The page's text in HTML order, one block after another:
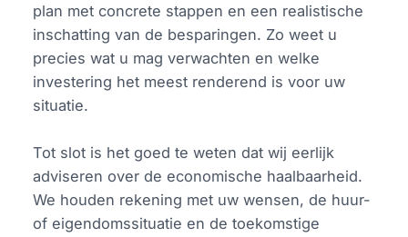
plan met concrete stappen en een realistische
inschatting van de besparingen. Zo weet u
precies wat u mag verwachten en welke
investering het meest renderend is voor uw
situatie.
Tot slot is het goed te weten dat wij eerlijk
adviseren over de economische haalbaarheid.
We houden rekening met uw wensen, de huur-
of eigendomssituatie en de toekomstige